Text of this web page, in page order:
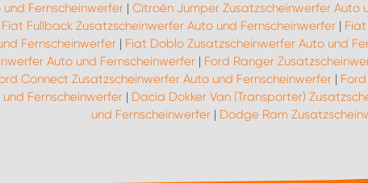
Fernscheinwerfer| Citroën Jumper Zusatzscheinwerfer Auto
Fiat Fullback Zusatzscheinwerfer Auto und Fernscheinwerfer |
Fernscheinwerfer | Fiat Doblo Zusatzscheinwerfer Auto und
Auto und Fernscheinwerfer| Ford Ranger
Connect Zusatzscheinwerfer Auto und Fernscheinwerfer |
Fernscheinwerfer | Dacia Dokker Van (Transporter)
und Fernscheinwerfer | Dodge Ram